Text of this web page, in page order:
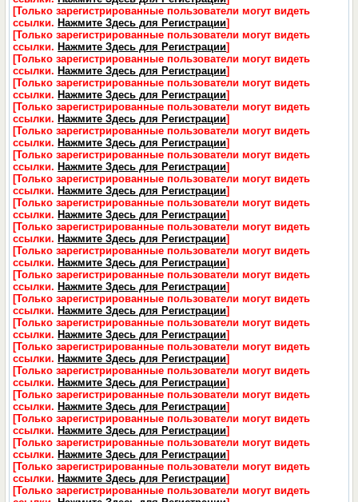
[Только зарегистрированные пользователи могут видеть
ссылки. Нажмите Здесь для Регистрации]
[Только зарегистрированные пользователи могут видеть
ссылки. Нажмите Здесь для Регистрации]
[Только зарегистрированные пользователи могут видеть
ссылки. Нажмите Здесь для Регистрации]
[Только зарегистрированные пользователи могут видеть
ссылки. Нажмите Здесь для Регистрации]
[Только зарегистрированные пользователи могут видеть
ссылки. Нажмите Здесь для Регистрации]
[Только зарегистрированные пользователи могут видеть
ссылки. Нажмите Здесь для Регистрации]
[Только зарегистрированные пользователи могут видеть
ссылки. Нажмите Здесь для Регистрации]
[Только зарегистрированные пользователи могут видеть
ссылки. Нажмите Здесь для Регистрации]
[Только зарегистрированные пользователи могут видеть
ссылки. Нажмите Здесь для Регистрации]
[Только зарегистрированные пользователи могут видеть
ссылки. Нажмите Здесь для Регистрации]
[Только зарегистрированные пользователи могут видеть
ссылки. Нажмите Здесь для Регистрации]
[Только зарегистрированные пользователи могут видеть
ссылки. Нажмите Здесь для Регистрации]
[Только зарегистрированные пользователи могут видеть
ссылки. Нажмите Здесь для Регистрации]
[Только зарегистрированные пользователи могут видеть
ссылки. Нажмите Здесь для Регистрации]
[Только зарегистрированные пользователи могут видеть
ссылки. Нажмите Здесь для Регистрации]
[Только зарегистрированные пользователи могут видеть
ссылки. Нажмите Здесь для Регистрации]
[Только зарегистрированные пользователи могут видеть
ссылки. Нажмите Здесь для Регистрации]
[Только зарегистрированные пользователи могут видеть
ссылки. Нажмите Здесь для Регистрации]
[Только зарегистрированные пользователи могут видеть
ссылки. Нажмите Здесь для Регистрации]
[Только зарегистрированные пользователи могут видеть
ссылки. Нажмите Здесь для Регистрации]
[Только зарегистрированные пользователи могут видеть